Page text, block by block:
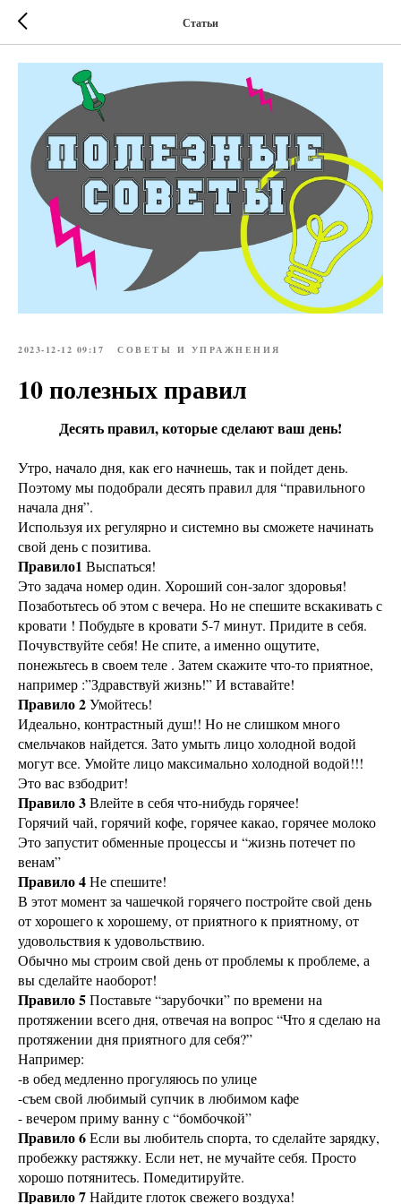
Статьи
2023-12-12 09:17 СОВЕТЫ И УПРАЖНЕНИЯ
10 полезных правил
Десять правил, которые сделают ваш день!
Утро, начало дня, как его начнешь, так и пойдет день.
Поэтому мы подобрали десять правил для “правильного
начала дня”.
Используя их регулярно и системно вы сможете начинать
свой день с позитива.
Правило1 Выспаться!
Это задача номер один. Хороший сон-залог здоровья!
Позаботьтесь об этом с вечера. Но не спешите вскакивать с
кровати ! Побудьте в кровати 5-7 минут. Придите в себя.
Почувствуйте себя! Не спите, а именно ощутите,
понежьтесь в своем теле . Затем скажите что-то приятное,
например :”Здравствуй жизнь!” И вставайте!
Правило 2Умойтесь!
Идеально, контрастный душ!! Но не слишком много
смельчаков найдется. Зато умыть лицо холодной водой
могут все. Умойте лицо максимально холодной водой!!!
Это вас взбодрит!
Правило 3Влейте в себя что-нибудь горячее!
Горячий чай, горячий кофе, горячее какао, горячее молоко
Это запустит обменные процессы и “жизнь потечет по
венам”
Правило 4Не спешите!
В этот момент за чашечкой горячего постройте свой день
от хорошего к хорошему, от приятного к приятному, от
удовольствия к удовольствию.
Обычно мы строим свой день от проблемы к проблеме, а
вы сделайте наоборот!
Правило 5Поставьте “зарубочки” по времени на
протяжении всего дня, отвечая на вопрос “Что я сделаю на
протяжении дня приятного для себя?”
Например:
-в обед медленно прогуляюсь по улице
-съем свой любимый супчик в любимом кафе
- вечером приму ванну с “бомбочкой”
Правило 6Если вы любитель спорта, то сделайте зарядку,
пробежку растяжку. Если нет, не мучайте себя. Просто
хорошо потянитесь. Помедитируйте.
Правило 7Найдите глоток свежего воздуха!